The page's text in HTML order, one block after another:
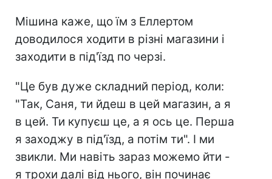
Мішина каже, що їм з Еллертом
доводилося ходити в різні магазини і
заходити в під'їзд по черзі.
"Це був дуже складний період, коли:
"Так, Саня, ти йдеш в цей магазин, а я
в цей. Ти купуєш це, а я ось це. Перша
я заходжу в під'їзд, а потім ти". І ми
звикли. Ми навіть зараз можемо йти -
я трохи далі від нього, він починає